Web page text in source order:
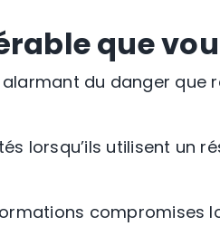
que
du danger que
lorsqu’ils utilisent un
compromises